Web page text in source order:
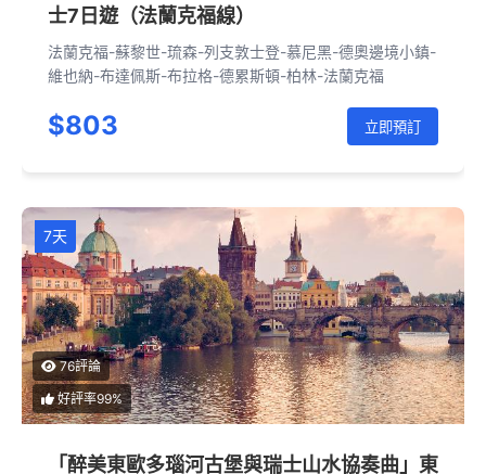
士7日遊（法蘭克福線）
法蘭克福-蘇黎世-琉森-列支敦士登-慕尼黑-德奧邊境小鎮-
維也納-布達佩斯-布拉格-德累斯頓-柏林-法蘭克福
$803 立即預訂
7天
76評論
好評率99%
「醉美東歐多瑙河古堡與瑞士山水協奏曲」東